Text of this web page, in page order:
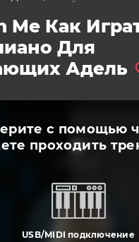
Me Как
Для
Адель
с помощью
проходить
USB/MIDI подключение